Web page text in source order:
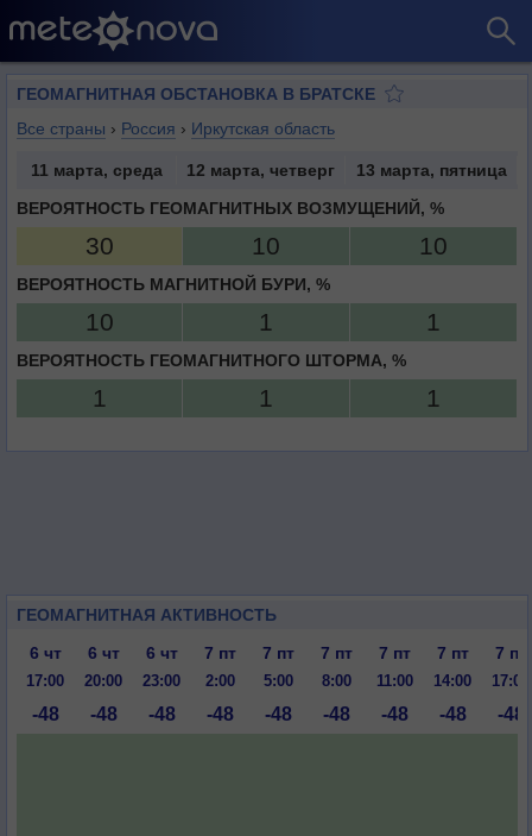
ГЕОМАГНИТНАЯ ОБСТАНОВКА В БРАТСКЕ
Все страны › Россия › Иркутская область
11 марта, среда 12 марта, четверг
13 марта, пятница
ВЕРОЯТНОСТЬ ГЕОМАГНИТНЫХ ВОЗМУЩЕНИЙ, %
30 10 10
ВЕРОЯТНОСТЬ МАГНИТНОЙ БУРИ, %
10 1 1
ВЕРОЯТНОСТЬ ГЕОМАГНИТНОГО ШТОРМА, %
1 1 1
ГЕОМАГНИТНАЯ АКТИВНОСТЬ
6 чт
6 чт 6 чт 7 пт 7 пт 7 пт 7 пт 7 пт 7 пт
17:00 20:00 23:00 2:00 5:00 8:00 11:00 14:00 17:00
-48 -48 -48 -48 -48 -48 -48 -48 -48